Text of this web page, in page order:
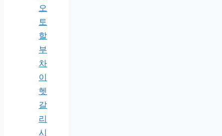
오
토
할
부
차
이
헷
갈
리
시